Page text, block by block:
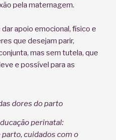
pela maternagem.
apoio emocional, físico e
que desejam parir,
mas sem tutela, que
e possível para as
dores do parto
perinatal:
cuidados com o